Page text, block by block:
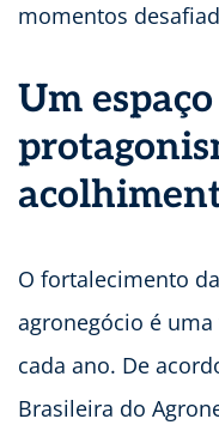
momentos
Um
O fortalecimento
agronegócio é
cada ano. De
Brasileira do